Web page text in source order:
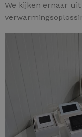
We kijken ernaar